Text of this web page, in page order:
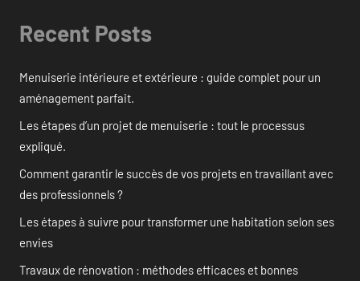
Recent Posts
Menuiserie intérieure et extérieure : guide complet pour un
aménagement parfait.
Les étapes d’un projet de menuiserie : tout le processus
expliqué.
Comment garantir le succès de vos projets en travaillant avec
des professionnels ?
Les étapes à suivre pour transformer une habitation selon ses
envies
Travaux de rénovation : méthodes efficaces et bonnes